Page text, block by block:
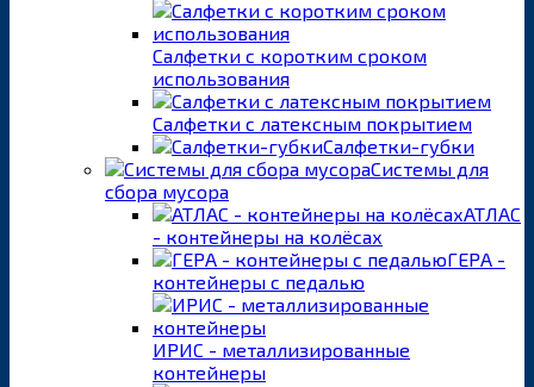
Салфетки с коротким сроком
использования
Салфетки с латексным покрытием
Салфетки-губки
Системы для
сбора мусора
АТЛАС
- контейнеры на колёсах
ГЕРА -
контейнеры с педалью
ИРИС - металлизированные
контейнеры